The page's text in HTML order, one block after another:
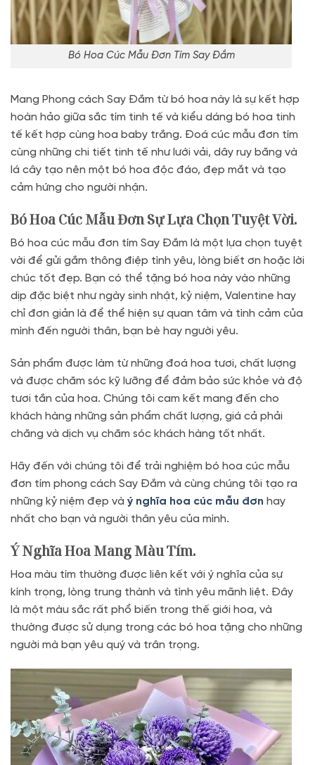
Bó Hoa Cúc Mẫu Đơn Tím Say Đắm
Mang Phong cách Say Đắm từ bó hoa này là sự kết hợp
hoàn hảo giữa sắc tím tinh tế và kiểu dáng bó hoa tinh
tế kết hợp cùng hoa baby trắng. Đoá cúc mẫu đơn tím
cùng những chi tiết tinh tế như lưới vải, dây ruy băng và
lá cây tạo nên một bó hoa độc đáo, đẹp mắt và tạo
cảm hứng cho người nhận.
Bó Hoa Cúc Mẫu Đơn Sự Lựa Chọn Tuyệt Vời.
Bó hoa cúc mẫu đơn tím Say Đắm là một lựa chọn tuyệt
vời để gửi gắm thông điệp tình yêu, lòng biết ơn hoặc lời
chúc tốt đẹp. Bạn có thể tặng bó hoa này vào những
dịp đặc biệt như ngày sinh nhật, kỷ niệm, Valentine hay
chỉ đơn giản là để thể hiện sự quan tâm và tình cảm của
mình đến người thân, bạn bè hay người yêu.
Sản phẩm được làm từ những đoá hoa tươi, chất lượng
và được chăm sóc kỹ lưỡng để đảm bảo sức khỏe và độ
tươi tắn của hoa. Chúng tôi cam kết mang đến cho
khách hàng những sản phẩm chất lượng, giá cả phải
chăng và dịch vụ chăm sóc khách hàng tốt nhất.
Hãy đến với chúng tôi để trải nghiệm bó hoa cúc mẫu
đơn tím phong cách Say Đắm và cùng chúng tôi tạo ra
những kỷ niệm đẹp và ý nghĩa hoa cúc mẫu đơn hay
nhất cho bạn và người thân yêu của mình.
Ý Nghĩa Hoa Mang Màu Tím.
Hoa màu tím thường được liên kết với ý nghĩa của sự
kính trọng, lòng trung thành và tình yêu mãnh liệt. Đây
là một màu sắc rất phổ biến trong thế giới hoa, và
thường được sử dụng trong các bó hoa tặng cho những
người mà bạn yêu quý và trân trọng.